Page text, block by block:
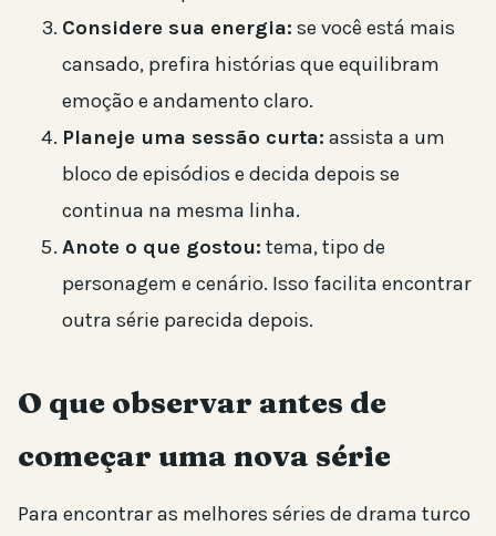
Considere sua energia: se você está mais
cansado, prefira histórias que equilibram
emoção e andamento claro.
Planeje uma sessão curta: assista a um
bloco de episódios e decida depois se
continua na mesma linha.
Anote o que gostou: tema, tipo de
personagem e cenário. Isso facilita encontrar
outra série parecida depois.
O que observar antes de
começar uma nova série
Para encontrar as melhores séries de drama turco